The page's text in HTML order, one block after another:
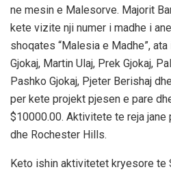
ne mesin e Malesorve. Majorit
kete vizite nji numer i madhe i
shoqates “Malesia e Madhe”,
Gjokaj, Martin Ulaj, Prek Gjokaj,
Pashko Gjokaj, Pjeter Berishaj
per kete projekt pjesen e pare
$10000.00. Aktivitete te reja
dhe Rochester Hills.
Keto ishin aktivitetet kryesore te